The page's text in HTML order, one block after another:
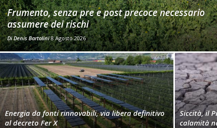
Frumento, senza pre e post precoce necessario
assumere dei rischi
DiDenis Bartolini 8 Agosto 2026
Energia da fonti rinnovabili, via libera definitivo
al decreto Fer X
Siccità, il
calamità